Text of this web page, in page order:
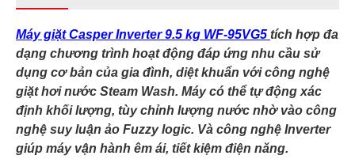
Tốc độ
quay
vắt
1400 vòng/phút
Thương
hiệu
Casper.
Trọng
lượng
Nặng 57 kg
Máy giặt Casper Inverter 9.5 kg WF-95VG5 tích hợp đa
dạng chương trình hoạt động đáp ứng nhu cầu sử
dụng cơ bản của gia đình, diệt khuẩn với công nghệ
giặt hơi nước Steam Wash. Máy có thể tự động xác
định khối lượng, tùy chỉnh lượng nước nhờ vào công
nghệ suy luận ảo Fuzzy logic. Và công nghệ Inverter
giúp máy vận hành êm ái, tiết kiệm điện năng.